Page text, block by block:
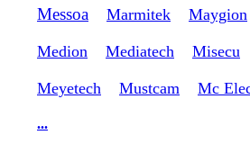
Messoa Marmitek Maygion
Medion Mediatech Misecu
Meyetech Mustcam Mc
...